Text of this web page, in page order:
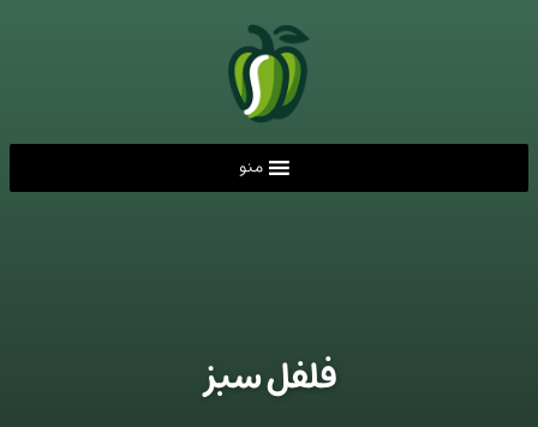
منو
فلفل سبز